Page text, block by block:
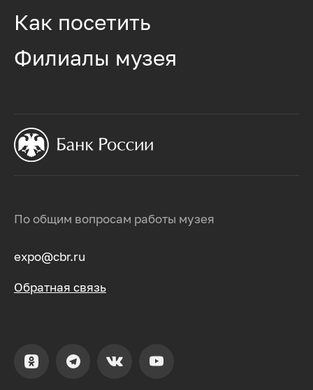
По общим вопросам работы музея
expo@cbr.ru
Обратная связь
Как посетить
Филиалы музея